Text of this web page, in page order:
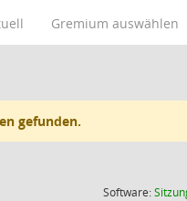
Gremium auswählen
gefunden.
Software: